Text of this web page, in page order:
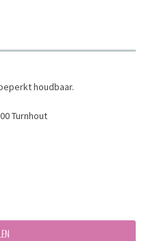
houdbaar.
Turnhout